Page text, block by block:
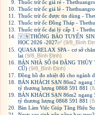
9.
Thuốc trừ ốc giá rẻ -
10.
Thuốc trừ ốc giá lẻ -
11.
Thuốc trừ ốc được tin dùng -
12.
Thuốc trừ ốc Đồng Tháp -
13.
Thuốc trừ ốc đại lý cấp 1 -
14.
🇻🇳THÔNG BÁO TUYỂN
HỌC 2026 -2027✅ (9/8_Bình
15.
QUASA RELAX SPA - cơ sở
lai (9/8_Bình Định)
16.
BÁN NHÀ SỐ 04 ĐẶNG THÙY
CŨ) (9/8_Bình Định)
17.
Đồng hồ đo nhiệt độ cho ngành
18.
BÁN KHÁCH SẠN 86m2 ngang
tỷ thương lượng 0868 591 881
19.
BÁN KHÁCH SẠN 86m2 ngang
tỷ thương lượng 0868 591 881
20.
Bàn Làm Việc Giúp Tăng Hiệu